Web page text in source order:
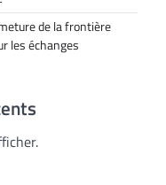
de la frontière
les échanges